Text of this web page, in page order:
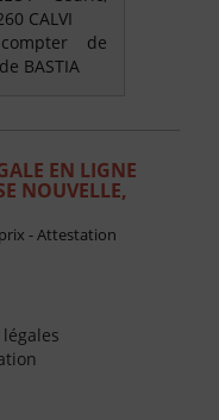
CALVI
de
BASTIA
EN LIGNE
NOUVELLE,
- Attestation